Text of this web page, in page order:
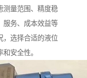
测量范围、精度稳
服务、成本效益等
，选择合适的液位
安全性。